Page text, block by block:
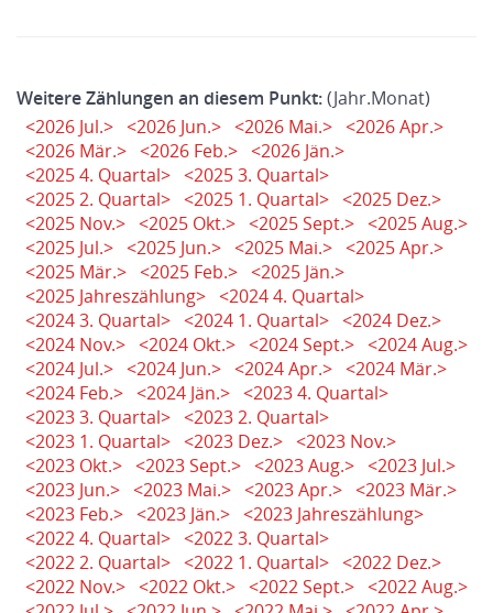
Weitere Zählungen an diesem Punkt:(Jahr.Monat)
<2026 Jul.> <2026 Jun.> <2026 Mai.> <2026 Apr.>
<2026 Mär.> <2026 Feb.> <2026 Jän.>
<2025 4. Quartal> <2025 3. Quartal>
<2025 2. Quartal> <2025 1. Quartal> <2025 Dez.>
<2025 Nov.> <2025 Okt.> <2025 Sept.> <2025 Aug.>
<2025 Jul.> <2025 Jun.> <2025 Mai.> <2025 Apr.>
<2025 Mär.> <2025 Feb.> <2025 Jän.>
<2025 Jahreszählung> <2024 4. Quartal>
<2024 3. Quartal> <2024 1. Quartal> <2024 Dez.>
<2024 Nov.> <2024 Okt.> <2024 Sept.> <2024 Aug.>
<2024 Jul.> <2024 Jun.> <2024 Apr.> <2024 Mär.>
<2024 Feb.> <2024 Jän.> <2023 4. Quartal>
<2023 3. Quartal> <2023 2. Quartal>
<2023 1. Quartal> <2023 Dez.> <2023 Nov.>
<2023 Okt.> <2023 Sept.> <2023 Aug.> <2023 Jul.>
<2023 Jun.> <2023 Mai.> <2023 Apr.> <2023 Mär.>
<2023 Feb.> <2023 Jän.> <2023 Jahreszählung>
<2022 4. Quartal> <2022 3. Quartal>
<2022 2. Quartal> <2022 1. Quartal> <2022 Dez.>
<2022 Nov.> <2022 Okt.> <2022 Sept.> <2022 Aug.>